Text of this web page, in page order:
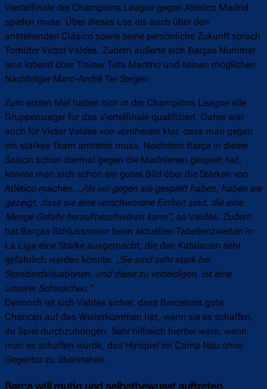
Viertelfinale der Champions League gegen Atlético Madrid
spielen muss. Über dieses Los als auch über den
anstehenden Clásico sowie seine persönliche Zukunft sprach
Torhüter Víctor Valdés. Zudem äußerte sich Barças Nummer
eins lobend über Trainer Tata Martino und seinen möglichen
Nachfolger Marc-André Ter Stegen.
Zum ersten Mal haben sich in der Champions League alle
Gruppensieger für das Viertelfinale qualifiziert. Daher war
auch für Víctor Valdés von vornherein klar, dass man gegen
ein starkes Team antreten muss. Nachdem Barça in dieser
Saison schon dreimal gegen die Madrilenen gespielt hat,
konnte man sich schon ein gutes Bild über die Stärken von
Atlético machen. „Als wir gegen sie gespielt haben, haben sie
gezeigt, dass sie eine verschworene Einheit sind, die eine
Menge Gefahr heraufbeschwören kann“, so Valdés. Zudem
hat Barças Schlussmann beim aktuellen Tabellenzweiten in
La Liga eine Stärke ausgemacht, die den Katalanen sehr
gefährlich werden könnte: „Sie sind sehr stark bei
Standardsituationen, und diese zu verteidigen, ist eine
unserer Schwächen.“
Dennoch ist sich Valdés sicher, dass Barcelona gute
Chancen auf das Weiterkommen hat, wenn sie es schaffen,
ihr Spiel durchzubringen. Sehr hilfreich hierbei wäre, wenn
man es schaffen würde, das Hinspiel im Camp Nou ohne
Gegentor zu überstehen.